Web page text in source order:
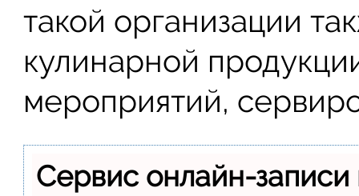
такой организации
кулинарной
мероприятий,
Сервис онлайн-